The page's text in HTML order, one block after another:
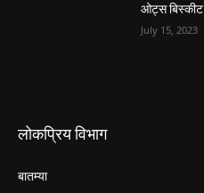
ओट्स बिस्कीट
July 15, 2023
लोकप्रिय विभाग
बातम्या